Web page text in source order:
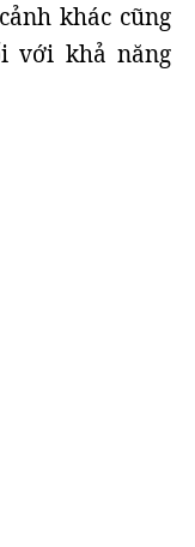
khác cũng
với khả năng